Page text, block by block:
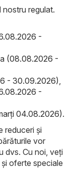
regulat.
-
(08.08.2026 -
- 30.09.2026)
-
04.08.2026).
reduceri și
vor
dvs. Cu noi, veți
oferte speciale